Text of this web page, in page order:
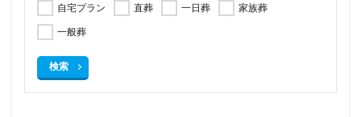
自宅プラン 直葬 一日葬
家族葬
一般葬
検索